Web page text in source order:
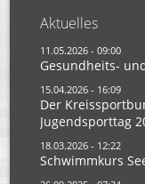
Aktuelles
11.05.2026 - 09:00
Gesundheits-
15.04.2026 - 16:09
Der
Jugendsporttag
18.03.2026 - 12:22
Schwimmkurs